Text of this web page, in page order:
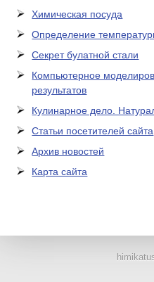
Химическая посуда
Определение
Секрет булатной стали
Компьютерное
результатов
Кулинарное дело.
Статьи посетителей сайта
Архив новостей
Карта сайта